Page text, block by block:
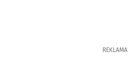
REKLAMA